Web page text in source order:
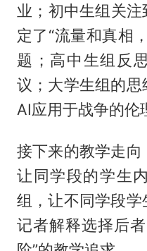
业；初中生组关
定了“流量和真相
题；高中生组反
议；大学生组的
AI应用于战争的伦
接下来的教学走
让同学段的学生
组，让不同学段
记者解释选择后